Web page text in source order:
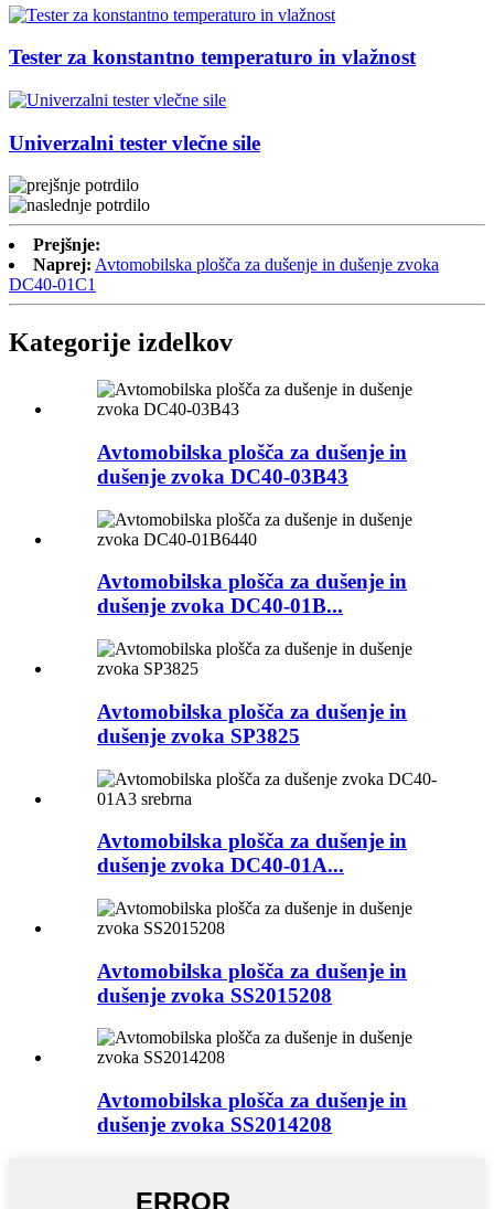
Tester za konstantno temperaturo in vlažnost
Univerzalni tester vlečne sile
Prejšnje:
Naprej: Avtomobilska plošča za dušenje in dušenje zvoka
DC40-01C1
Kategorije izdelkov
Avtomobilska plošča za dušenje in
dušenje zvoka DC40-03B43
Avtomobilska plošča za dušenje in
dušenje zvoka DC40-01B...
Avtomobilska plošča za dušenje in
dušenje zvoka SP3825
Avtomobilska plošča za dušenje in
dušenje zvoka DC40-01A...
Avtomobilska plošča za dušenje in
dušenje zvoka SS2015208
Avtomobilska plošča za dušenje in
dušenje zvoka SS2014208